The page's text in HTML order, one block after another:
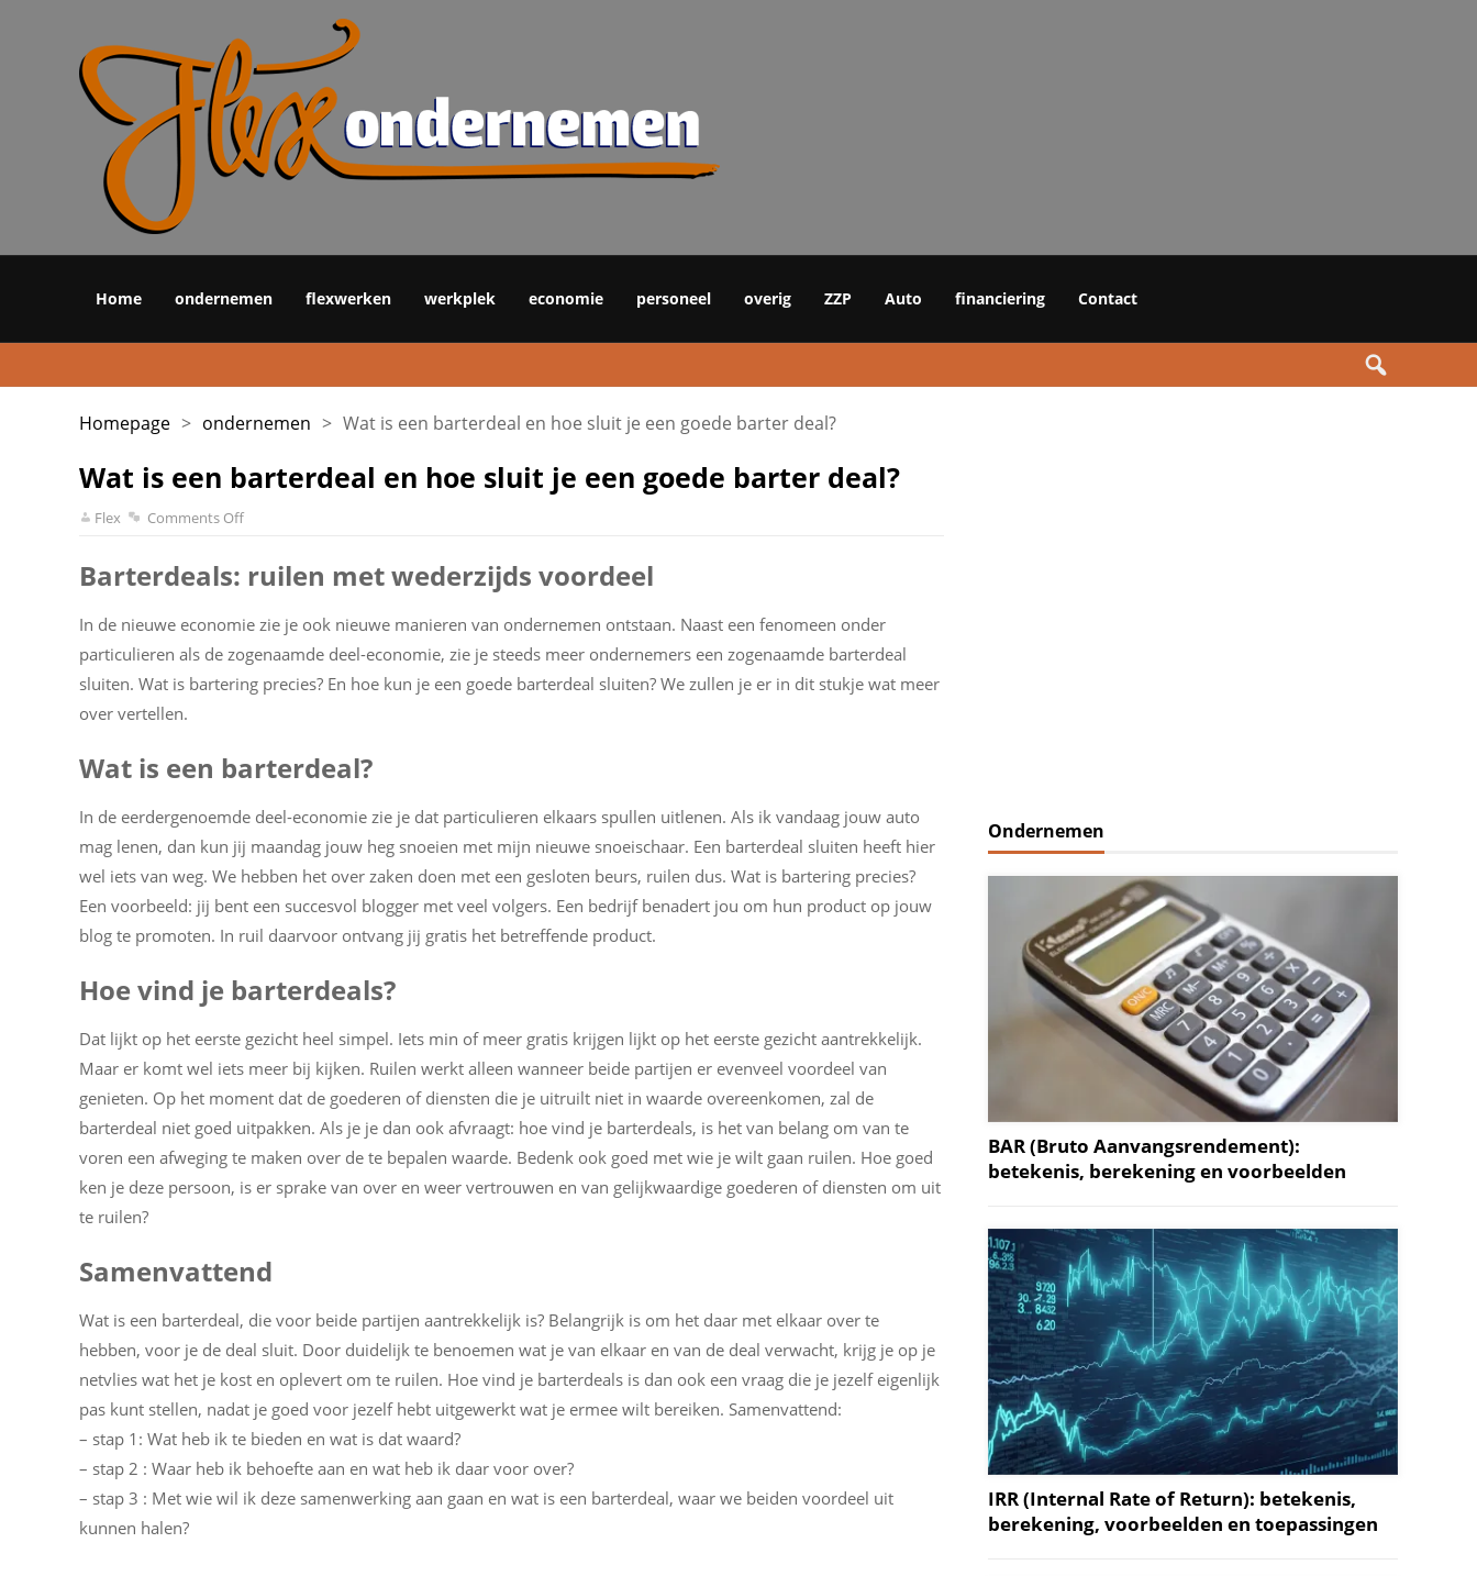
Home ondernemen flexwerken werkplek economie personeel overig ZZP Auto financiering Contact
Homepage > ondernemen > Wat is een barterdeal en hoe sluit je een goede barter deal?
Wat is een barterdeal en hoe sluit je een goede barter deal?
Flex Comments Off
Barterdeals: ruilen met wederzijds voordeel
In de nieuwe economie zie je ook nieuwe manieren van ondernemen ontstaan. Naast een fenomeen onder
particulieren als de zogenaamde deel-economie, zie je steeds meer ondernemers een zogenaamde barterdeal
sluiten. Wat is bartering precies? En hoe kun je een goede barterdeal sluiten? We zullen je er in dit stukje wat meer
over vertellen.
Wat is een barterdeal?
In de eerdergenoemde deel-economie zie je dat particulieren elkaars spullen uitlenen. Als ik vandaag jouw auto
mag lenen, dan kun jij maandag jouw heg snoeien met mijn nieuwe snoeischaar. Een barterdeal sluiten heeft hier
wel iets van weg. We hebben het over zaken doen met een gesloten beurs, ruilen dus. Wat is bartering precies?
Een voorbeeld: jij bent een succesvol blogger met veel volgers. Een bedrijf benadert jou om hun product op jouw
blog te promoten. In ruil daarvoor ontvang jij gratis het betreffende product.
Hoe vind je barterdeals?
Dat lijkt op het eerste gezicht heel simpel. Iets min of meer gratis krijgen lijkt op het eerste gezicht aantrekkelijk.
Maar er komt wel iets meer bij kijken. Ruilen werkt alleen wanneer beide partijen er evenveel voordeel van
genieten. Op het moment dat de goederen of diensten die je uitruilt niet in waarde overeenkomen, zal de
barterdeal niet goed uitpakken. Als je je dan ook afvraagt: hoe vind je barterdeals, is het van belang om van te
voren een afweging te maken over de te bepalen waarde. Bedenk ook goed met wie je wilt gaan ruilen. Hoe goed
ken je deze persoon, is er sprake van over en weer vertrouwen en van gelijkwaardige goederen of diensten om uit
te ruilen?
Samenvattend
Wat is een barterdeal, die voor beide partijen aantrekkelijk is? Belangrijk is om het daar met elkaar over te
hebben, voor je de deal sluit. Door duidelijk te benoemen wat je van elkaar en van de deal verwacht, krijg je op je
netvlies wat het je kost en oplevert om te ruilen. Hoe vind je barterdeals is dan ook een vraag die je jezelf eigenlijk
pas kunt stellen, nadat je goed voor jezelf hebt uitgewerkt wat je ermee wilt bereiken. Samenvattend:
– stap 1: Wat heb ik te bieden en wat is dat waard?
– stap 2 : Waar heb ik behoefte aan en wat heb ik daar voor over?
– stap 3 : Met wie wil ik deze samenwerking aan gaan en wat is een barterdeal, waar we beiden voordeel uit
kunnen halen?
Ondernemen
BAR (Bruto Aanvangsrendement):
betekenis, berekening en voorbeelden
IRR (Internal Rate of Return): betekenis,
berekening, voorbeelden en toepassingen